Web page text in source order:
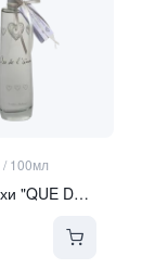
/ 100мл
Интерьерные духи "QUE DE L'AMOUR" | "ТОЛЬКО ЛЮБОВЬ"